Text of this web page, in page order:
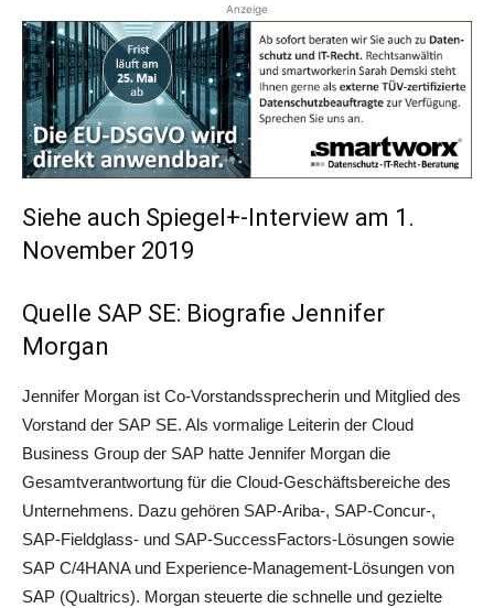
Anzeige
Siehe auch Spiegel+-Interview am 1.
November 2019
Quelle SAP SE: Biografie Jennifer
Morgan
Jennifer Morgan ist Co-Vorstandssprecherin und Mitglied des
Vorstand der SAP SE. Als vormalige Leiterin der Cloud
Business Group der SAP hatte Jennifer Morgan die
Gesamtverantwortung für die Cloud-Geschäftsbereiche des
Unternehmens. Dazu gehören SAP-Ariba-, SAP-Concur-,
SAP-Fieldglass- und SAP-SuccessFactors-Lösungen sowie
SAP C/4HANA und Experience-Management-Lösungen von
SAP (Qualtrics). Morgan steuerte die schnelle und gezielte